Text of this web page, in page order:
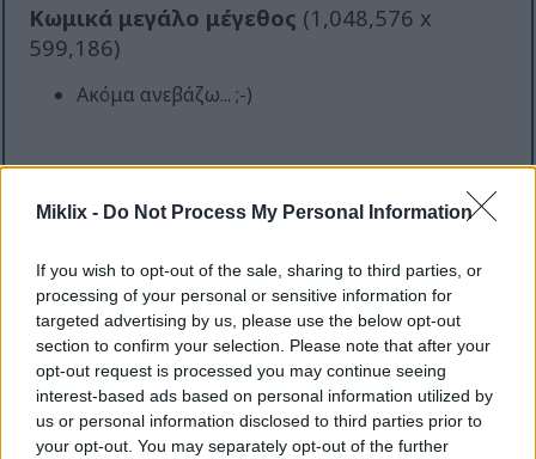
Miklix - Do Not Process My Personal Information
If you wish to opt-out of the sale, sharing to third parties, or
processing of your personal or sensitive information for
targeted advertising by us, please use the below opt-out
section to confirm your selection. Please note that after your
opt-out request is processed you may continue seeing
interest-based ads based on personal information utilized by
us or personal information disclosed to third parties prior to
your opt-out. You may separately opt-out of the further
Κωμικά μεγάλο μέγεθος (1,048,576 x
599,186)
Ακόμα ανεβάζω... ;-)
θαυμασμού, παρουσιάζοντας μια ψηφιακή
απεικόνιση που τιμά τόσο τη φυσική ομορφιά όσο
και τα οφέλη των μανιταριών cordyceps για την
ευεξία. Στο προσκήνιο, ένα εντυπωσιακό σμήνος
cordyceps υψώνεται από το έδαφος του δάσους, με
τις χρυσοπορτοκαλί αποχρώσεις τους να λάμπουν
με μια σχεδόν απόκοσμη ένταση. Κάθε καπέλο